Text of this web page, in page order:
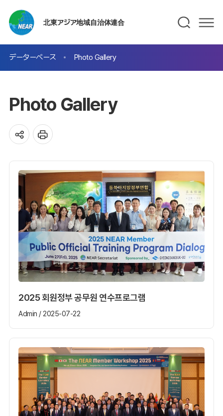
北東アジア地域自治体連合
データーベース Photo Gallery
Photo Gallery
2025 회원정부 공무원 연수프로그램
Admin / 2025-07-22